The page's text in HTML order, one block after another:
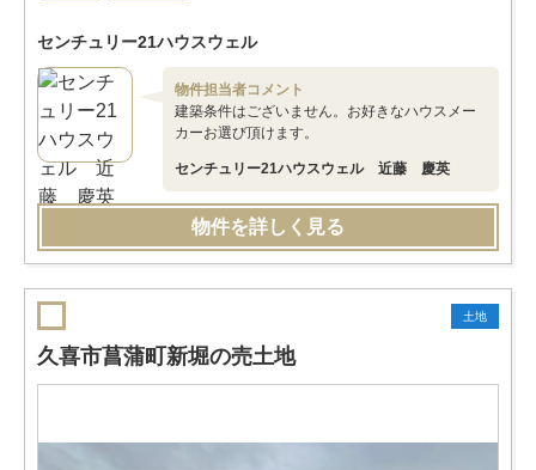
センチュリー21ハウスウェル
物件担当者コメント
建築条件はございません。お好きなハウスメー
カーお選び頂けます。
センチュリー21ハウスウェル 近藤 慶英
物件を詳しく見る
土地
久喜市菖蒲町新堀の売土地